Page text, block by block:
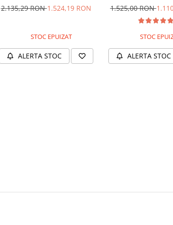
2.135,29 RON1.524,19 RON
STOC EPUIZAT
ALERTA STOC
90W, 12V, Black
1.525,00 RON
STOC
ALERTA STOC